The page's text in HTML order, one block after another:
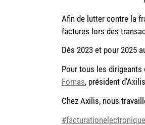
Afin de lutter contre la
factures lors des
Dès 2023 et pour 2025
Pour tous les dirigeants
Fornas, président
Chez Axilis, nous
#facturationelectronique